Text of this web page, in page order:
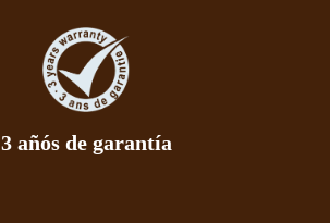
3 añós de garantía